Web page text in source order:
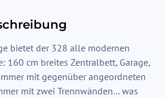
bietet der 328 alle modernen
160 cm breites Zentralbett, Garage,
mit gegenüber angeordneten
mit zwei Trennwänden… was